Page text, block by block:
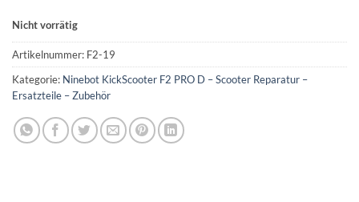
Nicht vorrätig
Artikelnummer: F2-19
Kategorie: Ninebot KickScooter F2 PRO D – Scooter Reparatur –
Ersatzteile – Zubehör